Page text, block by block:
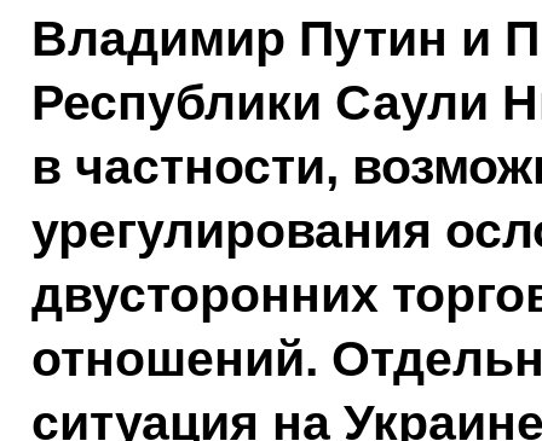
Владимир Путин и
Республики Саули
в частности,
урегулирования
двусторонних
отношений.
ситуация на